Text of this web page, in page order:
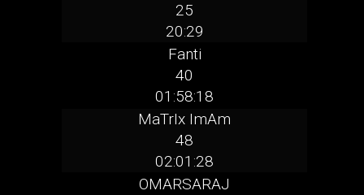
25
20:29
Fanti
40
01:58:18
MaTrIx ImAm
48
02:01:28
OMARSARAJ